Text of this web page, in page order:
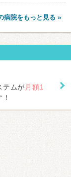
病院をもっと見る »
テムが 月額1